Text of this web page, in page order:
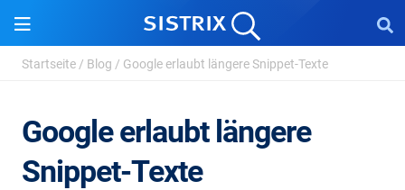
Startseite / Blog / Google erlaubt längere Snippet-Texte
Google erlaubt längere
Snippet-Texte